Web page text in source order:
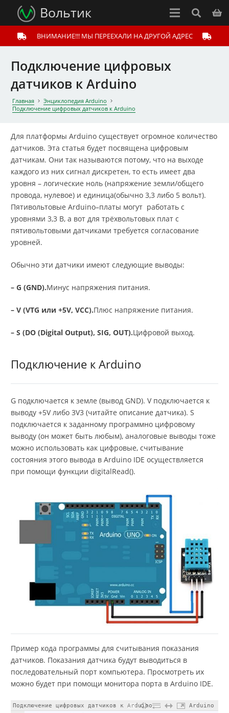
Вольтик
ВНИМАНИЕ!!! МЫ ПЕРЕЕХАЛИ НА ДРУГОЙ АДРЕС
Подключение цифровых
датчиков к Arduino
Главная
Энциклопедия Arduino
Подключение цифровых датчиков к Arduino
Для платформы Arduino существует огромное количество
датчиков. Эта статья будет посвящена цифровым
датчикам. Они так называются потому, что на выходе
каждого из них сигнал дискретен, то есть имеет два
уровня – логические ноль (напряжение земли/общего
провода, нулевое) и единица(обычно 3,3 либо 5 вольт).
Пятивольтовые Arduino–платы могут работать с
уровнями 3,3 В, а вот для трёхвольтовых плат с
пятивольтовыми датчиками требуется согласование
уровней.
Обычно эти датчики имеют следующие выводы:
– G (GND).Минус напряжения питания.
– V (VTG или +5V, VCC).Плюс напряжение питания.
– S (DO (Digital Output), SIG, OUT).Цифровой выход.
Подключение к Arduino
G подключается к земле (вывод GND). V подключается к
выводу +5V либо 3V3 (читайте описание датчика). S
подключается к заданному программно цифровому
выводу (он может быть любым), аналоговые выводы тоже
можно использовать как цифровые, считывание
состояния этого вывода в Arduino IDE осуществляется
при помощи функции digitalRead().
Пример кода программы для считывания показания
датчиков. Показания датчика будут выводиться в
последовательный порт компьютера. Просмотреть их
можно будет при помощи монитора порта в Arduino IDE.
Подключение цифровых датчиков к Arduino Arduino